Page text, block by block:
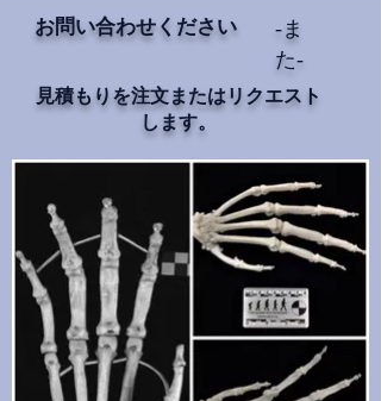
お問い合わせください
-ま
た-
見積もりを注文またはリクエスト
します。